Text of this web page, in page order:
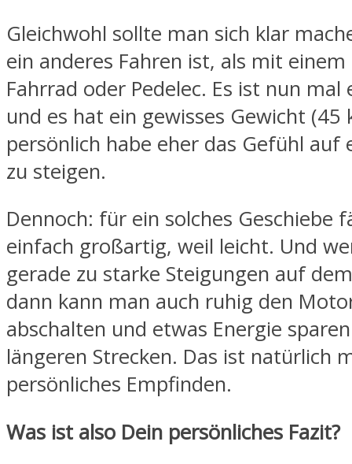
Gleichwohl sollte man sich klar
ein anderes Fahren ist, als mit
Fahrrad oder Pedelec. Es ist nun mal
und es hat ein gewisses Gewicht (45
persönlich habe eher das Gefühl auf
zu steigen.
Dennoch: für ein solches Geschiebe
einfach großartig, weil leicht. Und
gerade zu starke Steigungen auf
dann kann man auch ruhig den
abschalten und etwas Energie
längeren Strecken. Das ist natürlich
persönliches Empfinden.
Was ist also Dein persönliches Fazit?